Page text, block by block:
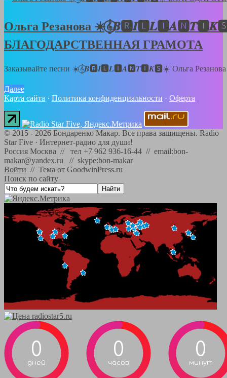
Ольга Резанова
БЛАГОДАРСТВЕННАЯ ГРАМОТА
Заказывайте песни ☀️𝄞⃝𝑩🆁𝑰🅻𝑳🅸𝑨🅽𝑻🅸𝑲🆂☀️ Ольга Резанова
Далее
Карта сайта · Политика конфиденциальности · Оферта
© 2015 - 2026 Бондаренко Макар. Все права защищены. Radio
Star Five · Интернет-радио для души!
Россия Москва // тел +7 962 936-16-44 // email:bon-
makar@yandex.ru // skype:bon-makar
Войти // Тема от GoodwinPress.ru
Поиск по сайту
0
дней
0
часов
0
минут